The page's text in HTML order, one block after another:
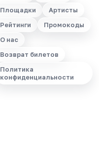
Площадки
Артисты
Рейтинги
Промокоды
О нас
Возврат билетов
Политика
конфиденциальности